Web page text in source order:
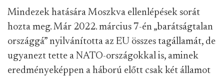
Mindezek hatására Moszkva ellenlépések sorát
hozta meg. Már 2022. március 7-én „barátságtalan
országgá” nyilvánította az EU összes tagállamát, de
ugyanezt tette a NATO-országokkal is, aminek
eredményeképpen a háború előtt csak két államot